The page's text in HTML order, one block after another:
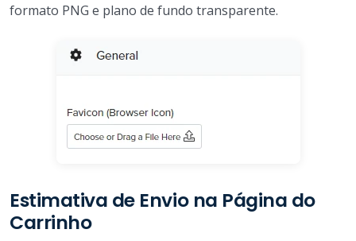
formato PNG e plano de fundo transparente.
Estimativa de Envio na Página do
Carrinho